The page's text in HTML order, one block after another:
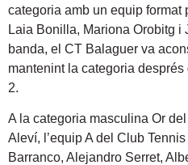
categoria amb un equip format
Laia Bonilla, Mariona Orobitg
banda, el CT Balaguer va
mantenint la categoria
2.
A la categoria masculina Or
Aleví, l’equip A del Club
Barranco, Alejandro Serret,